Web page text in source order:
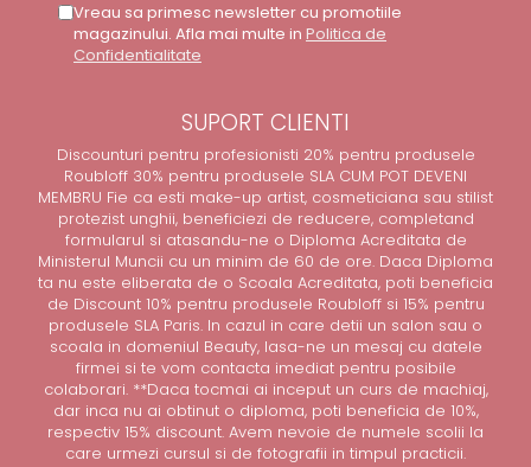
Vreau sa primesc newsletter cu promotiile
magazinului. Afla mai multe in Politica de
Confidentialitate
SUPORT CLIENTI
Discounturi pentru profesionisti 20% pentru produsele
Roubloff 30% pentru produsele SLA CUM POT DEVENI
MEMBRU Fie ca esti make-up artist, cosmeticiana sau stilist
protezist unghii, beneficiezi de reducere, completand
formularul si atasandu-ne o Diploma Acreditata de
Ministerul Muncii cu un minim de 60 de ore. Daca Diploma
ta nu este eliberata de o Scoala Acreditata, poti beneficia
de Discount 10% pentru produsele Roubloff si 15% pentru
produsele SLA Paris. In cazul in care detii un salon sau o
scoala in domeniul Beauty, lasa-ne un mesaj cu datele
firmei si te vom contacta imediat pentru posibile
colaborari. **Daca tocmai ai inceput un curs de machiaj,
dar inca nu ai obtinut o diploma, poti beneficia de 10%,
respectiv 15% discount. Avem nevoie de numele scolii la
care urmezi cursul si de fotografii in timpul practicii.